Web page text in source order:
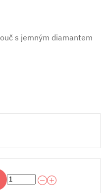
s jemným diamantem